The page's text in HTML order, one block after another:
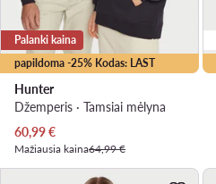
papildoma -25% Kodas: LAST
Palanki kaina
Hunter
Džemperis · Tamsiai mėlyna
Dabartinė kaina
60,99€
Mažiausia kaina64,99 €